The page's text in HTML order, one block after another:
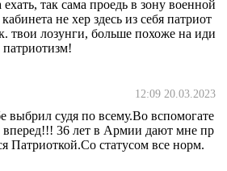
так сама проедь в зону военной
не хер здесь из себя патриот
твои лозунги, больше похоже на иди
12:09 20.03.2023
выбрил судя по всему.Во вспомогате
вперед!!! 36 лет в Армии дают мне пр
Патриоткой.Со статусом все норм.